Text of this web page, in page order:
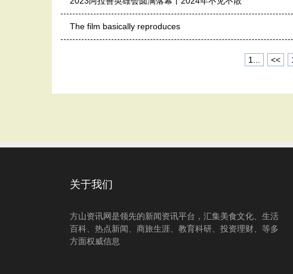
The film basically reproduces
1... <<
关于我们
方山资讯网是领先的新闻资讯平台，汇集美食文化、生活
百科、热点新闻、商旅生涯、教育科研、投资理财、等多
方面权威信息